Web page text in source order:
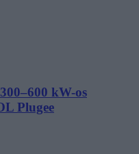
kW-os
Plugee